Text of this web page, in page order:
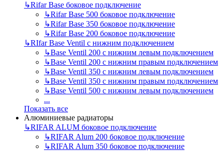
↳Rifar Base боковое подключение
↳Rifar Base 500 боковое подключение
↳Rifar Base 350 боковое подключение
↳Rifar Base 200 боковое подключение
↳RIfar Base Ventil с нижним подключением
↳Base Ventil 200 с нижним левым подключением
↳Base Ventil 200 с нижним правым подключением
↳Base Ventil 350 с нижним левым подключением
↳Base Ventil 350 с нижним правым подключением
↳Base Ventil 500 с нижним левым подключением
...
Показать все
Алюминиевые радиаторы
↳RIFAR ALUM боковое подключение
↳RIFAR Alum 200 боковое подключение
↳RIFAR Alum 350 боковое подключение